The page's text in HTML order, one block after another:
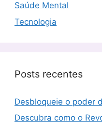
Saúde Mental
Tecnologia
Posts recentes
Desbloqueie o poder
Descubra como o